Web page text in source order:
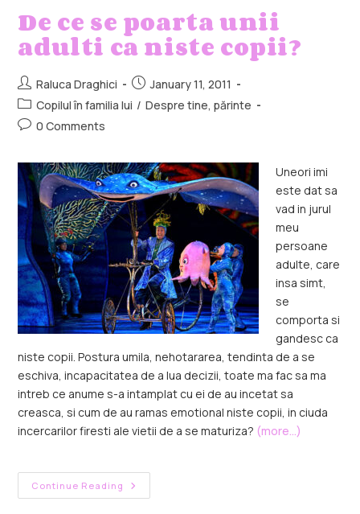
De ce se poarta unii
adulti ca niste copii?
Raluca Draghici
January 11, 2011
Copilul în familia lui / Despre tine, părinte
0 Comments
Uneori imi
este dat sa
vad in jurul
meu
persoane
adulte, care
insa simt,
se
comporta si
gandesc ca
niste copii. Postura umila, nehotararea, tendinta de a se
eschiva, incapacitatea de a lua decizii, toate ma fac sa ma
intreb ce anume s-a intamplat cu ei de au incetat sa
creasca, si cum de au ramas emotional niste copii, in ciuda
incercarilor firesti ale vietii de a se maturiza? (more…)
Continue Reading